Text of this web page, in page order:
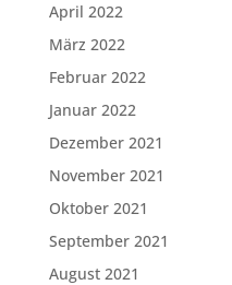
April 2022
März 2022
Februar 2022
Januar 2022
Dezember 2021
November 2021
Oktober 2021
September 2021
August 2021